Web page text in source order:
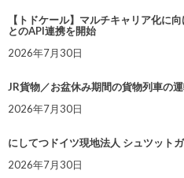
【トドケール】マルチキャリア化に
とのAPI連携を開始
2026年7月30日
JR貨物／お盆休み期間の貨物列車の
2026年7月30日
にしてつドイツ現地法人 シュツット
2026年7月30日